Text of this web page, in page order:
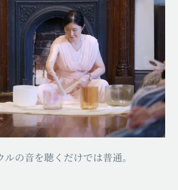
の音を聴くだけでは普通。